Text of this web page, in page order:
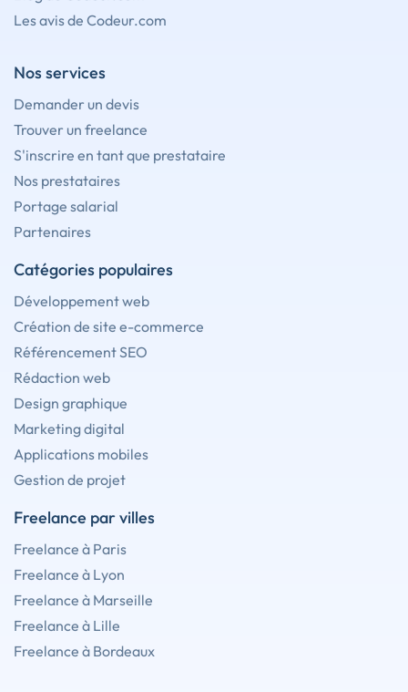
Les avis de Codeur.com
Nos services
Demander un devis
Trouver un freelance
S'inscrire en tant que prestataire
Nos prestataires
Portage salarial
Partenaires
Catégories populaires
Développement web
Création de site e-commerce
Référencement SEO
Rédaction web
Design graphique
Marketing digital
Applications mobiles
Gestion de projet
Freelance par villes
Freelance à Paris
Freelance à Lyon
Freelance à Marseille
Freelance à Lille
Freelance à Bordeaux